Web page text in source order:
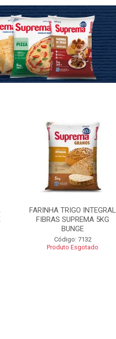
FARINHA TRIGO INTEGRAL
FIBRAS SUPREMA 5KG
BUNGE
Código: 7132
Produto Esgotado